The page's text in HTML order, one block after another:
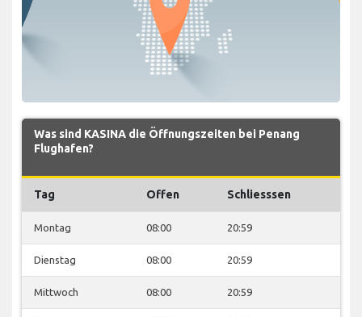
Was sind KASINA die Öffnungszeiten bei Penang
Flughafen?
Tag Offen Schliesssen
Montag 08:00 20:59
Dienstag 08:00 20:59
Mittwoch 08:00 20:59